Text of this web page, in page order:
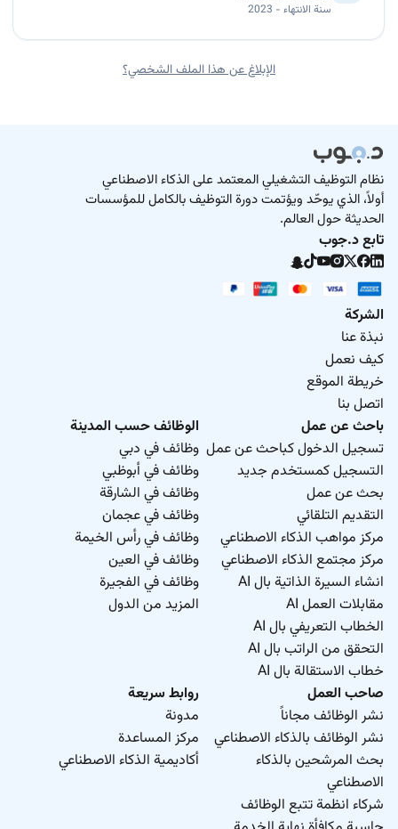
سنة الانتهاء - 2023
الإبلاغ عن هذا الملف الشخصي؟
نظام التوظيف التشغيلي المعتمد على الذكاء الاصطناعي
أولاً، الذي يوحّد ويؤتمت دورة التوظيف بالكامل للمؤسسات
الحديثة حول العالم.
تابع د.جوب
الشركة
نبذة عنا
كيف نعمل
خريطة الموقع
اتصل بنا
باحث عن عمل
تسجيل الدخول كباحث عن عمل
التسجيل كمستخدم جديد
بحث عن عمل
التقديم التلقائي
مركز مواهب الذكاء الاصطناعي
مركز مجتمع الذكاء الاصطناعي
انشاء السيرة الذاتية بال AI
مقابلات العمل AI
الخطاب التعريفي بال AI
التحقق من الراتب بال AI
خطاب الاستقالة بال AI
الوظائف حسب المدينة
وظائف في دبي
وظائف في أبوظبي
وظائف في الشارقة
وظائف في عجمان
وظائف في رأس الخيمة
وظائف في العين
وظائف في الفجيرة
المزيد من الدول
صاحب العمل
نشر الوظائف مجاناً
نشر الوظائف بالذكاء الاصطناعي
بحث المرشحين بالذكاء
الاصطناعي
شركاء انظمة تتبع الوظائف
روابط سريعة
مدونة
مركز المساعدة
أكاديمية الذكاء الاصطناعي